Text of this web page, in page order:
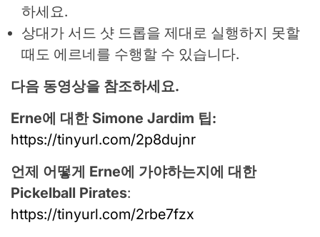
하세요.
상대가 서드 샷 드롭을 제대로 실행하지 못할
때도 에르네를 수행할 수 있습니다.
다음 동영상을 참조하세요.
Erne에 대한 Simone Jardim 팁:
https://tinyurl.com/2p8dujnr
언제 어떻게 Erne에 가야하는지에 대한
Pickelball Pirates:
https://tinyurl.com/2rbe7fzx